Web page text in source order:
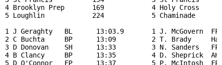
4 Brooklyn Prep       169            4 Holy Cross
5 Loughlin            224            5 Chaminade
1 J Geraghty   BL      13:03.9       1 J. McGovern  FP
2 C Buchta     BP      13:09         2 T. Brady
3 D Donovan    SH      13:33         3 N. Sanders
4 B Clancy     BP      13:35         4 D. Sheprick
5 D O'Connor   FP      13:37         5 P. McIntosh